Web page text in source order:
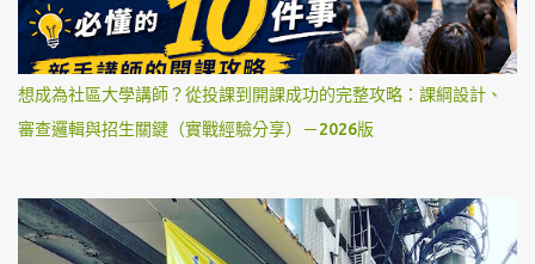
想成為社區大學講師？從投課到開課成功的完整攻略：課綱設計、
審查邏輯與招生關鍵（實戰經驗分享）－2026版